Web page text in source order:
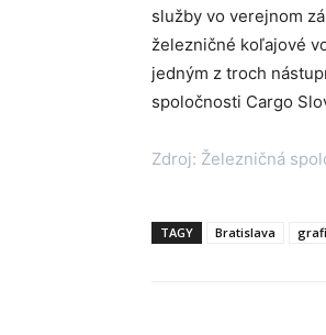
služby vo verejnom
železničné koľajové
jedným z troch
spoločnosti Cargo
Zdroj: Železničná
TAGY Bratislava